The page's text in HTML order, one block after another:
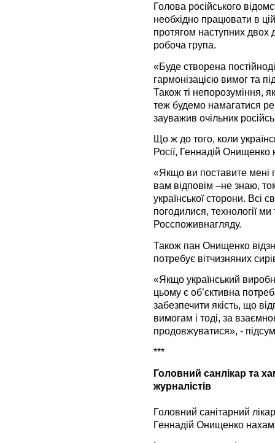
Голова російського
необхідно працювати в
протягом наступних двох
робоча група.
«Буде створена
гармонізацією вимог та
Також ті непорозуміння,
теж будемо намагатися
зауважив очільник
Що ж до того, коли
Росії, Геннадій Онищенко
«Якщо ви поставите мені
вам відповім –не знаю,
української сторони. Всі
погодилися, технології
Росспоживнагляду.
Також пан Онищенко
потребує вітчизняних
«Якщо український
цьому є об’єктивна
забезпечити якість, що
вимогам і тоді, за
продовжуватися», -
***
Головний санлікар та
журналістів
Головний санітарний
Геннадій Онищенко